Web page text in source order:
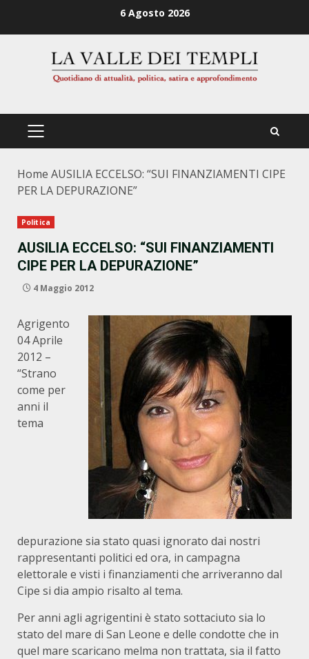
6 Agosto 2026
PRIMÄRES
Home AUSILIA ECCELSO: “SUI FINANZIAMENTI CIPE
PER LA DEPURAZIONE”
Politica
AUSILIA ECCELSO: “SUI FINANZIAMENTI
CIPE PER LA DEPURAZIONE”
4 Maggio 2012
Agrigento
04 Aprile
2012 –
“Strano
come per
anni il
tema
depurazione sia stato quasi ignorato dai nostri
rappresentanti politici ed ora, in campagna
elettorale e visti i finanziamenti che arriveranno dal
Cipe si dia ampio risalto al tema.
Per anni agli agrigentini è stato sottaciuto sia lo
stato del mare di San Leone e delle condotte che in
quel mare scaricano melma non trattata, sia il fatto